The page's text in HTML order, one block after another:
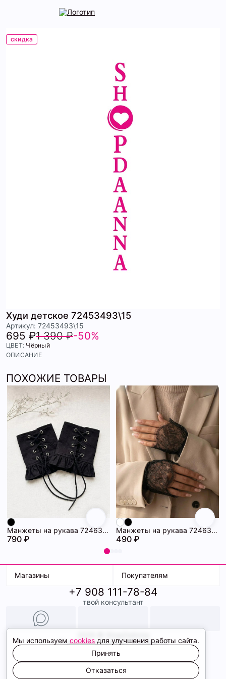
скидка
Худи детское 72453493\15
Артикул: 72453493\15
695 ₽1 390 ₽-50%
ЦВЕТ: Чёрный
ОПИСАНИЕ
ПОХОЖИЕ ТОВАРЫ
Манжеты на рукава 72463229\15
790 ₽
Манжеты на рукава 72463223\15
490 ₽
Магазины
ТК Терминал
ТРК Континент
Покупателям
Доставка
Условия оплаты
Образы
+7 908 111-78-84
твой консультант
Политика конфиденциальности
Соглашение cookie
Сайт создали
Мы используем cookies для улучшения работы сайта.
Принять
Отказаться